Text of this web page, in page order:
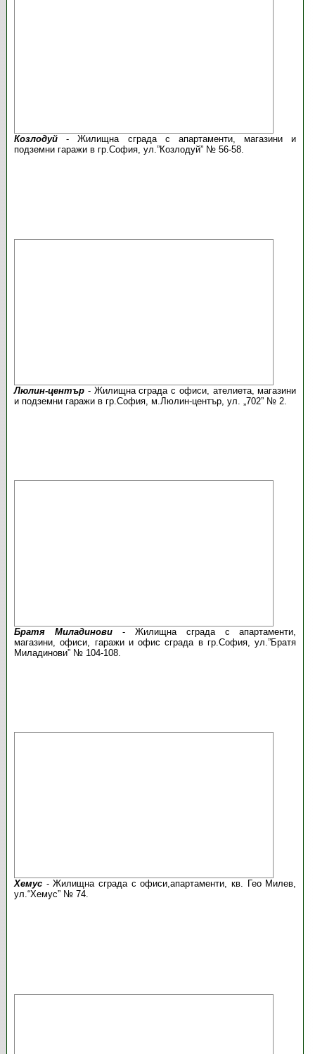
Козлодуй
- Жилищна сграда с апартаменти, магазини и
подземни гаражи в гр.София, ул.”Козлодуй” № 56-58.
Люлин-център- Жилищна сграда с офиси, ателиета, магазини
и подземни гаражи в гр.София, м.Люлин-център, ул. „702” № 2.
Братя Миладинови
- Жилищна сграда с апартаменти,
магазини, офиси, гаражи и офис сграда в гр.София, ул.”Братя
Миладинови” № 104-108.
Хемус- Жилищна сграда с офиси,апартаменти, кв. Гео Милев,
ул.“Хемус” № 74.